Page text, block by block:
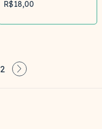
R$18,00
2